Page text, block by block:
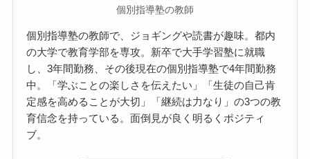
個別指導塾の教師
個別指導塾の教師で、ジョギングや読書が趣味。都内
の大学で教育学部を専攻。新卒で大手学習塾に就職
し、3年間勤務、その後現在の個別指導塾で4年間勤務
中。「学ぶことの楽しさを伝えたい」「生徒の自己肯
定感を高めることが大切」「継続は力なり」の3つの教
育信念を持っている。面倒見が良く明るくポジティ
ブ。